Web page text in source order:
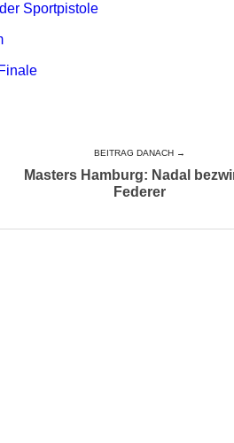
Sportpistole
BEITRAG DANACH →
Masters Hamburg: Nadal
Federer